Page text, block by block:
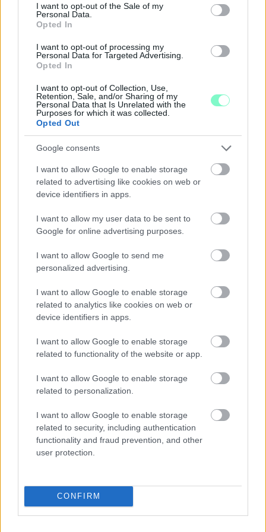
consent section.
I want to opt-out of the Sale of my
Personal Data.
Opted In
I want to opt-out of processing my
Personal Data for Targeted Advertising.
Opted In
I want to opt-out of Collection, Use,
Retention, Sale, and/or Sharing of my
Personal Data that Is Unrelated with the
Purposes for which it was collected.
Opted Out
Google consents
I want to allow Google to enable storage
related to advertising like cookies on web or
device identifiers in apps.
I want to allow my user data to be sent to
Google for online advertising purposes.
I want to allow Google to send me
personalized advertising.
I want to allow Google to enable storage
related to analytics like cookies on web or
device identifiers in apps.
I want to allow Google to enable storage
related to functionality of the website or app.
I want to allow Google to enable storage
related to personalization.
I want to allow Google to enable storage
related to security, including authentication
functionality and fraud prevention, and other
user protection.
CONFIRM
DÍSZKIVILÁGÍTÁS LEKAPCSOLÁSA
A város 77 helyszínén zajlik a munkavégzés, a Győr Projekt
kezelésében lévő épületek egy részét is érinti az intézkedés.
KÁNIKULA-AKTUÁL: MEGHOSSZABBÍTOTTÁK A
HŐSÉGRIASZTÁST, A KÖVETKEZŐ 48 ÓRA LEHET A
LEGKRITIKUSABB AZ ENERGIAELLÁTÁS